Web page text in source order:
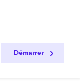
Démarrer